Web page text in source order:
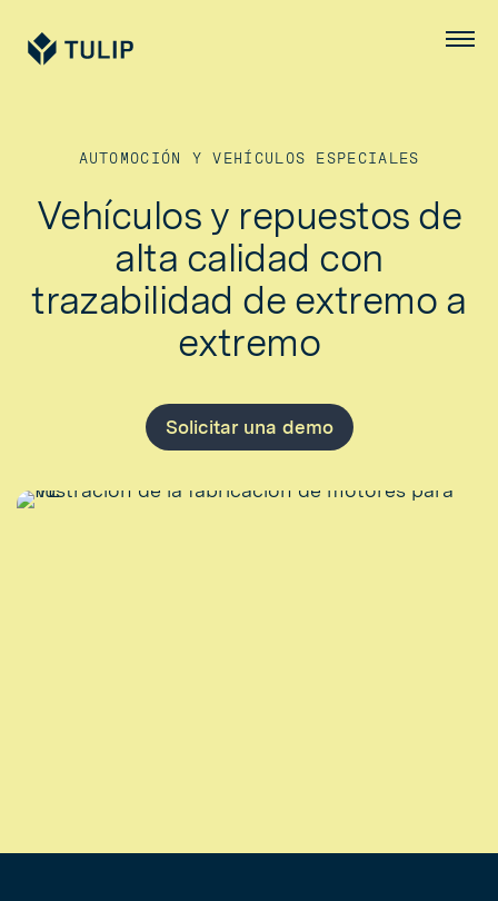
Tulip Menú
AUTOMOCIÓN Y VEHÍCULOS ESPECIALES
Vehículos y repuestos de
alta calidad con
trazabilidad de extremo a
extremo
Solicitar una demo